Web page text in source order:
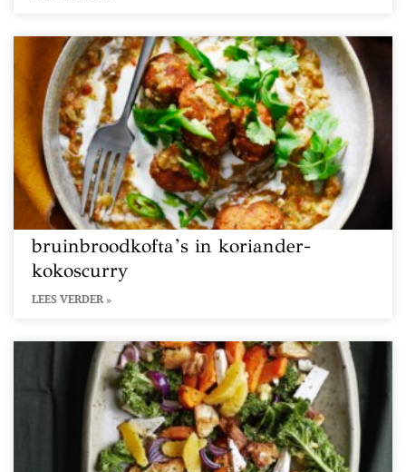
bruinbroodkofta’s in koriander-
kokoscurry
LEES VERDER »